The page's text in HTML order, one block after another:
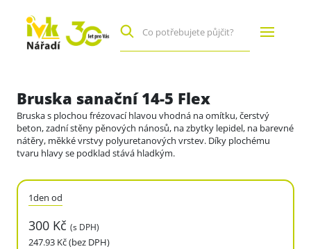
Bruska sanační 14-5 Flex
Bruska s plochou frézovací hlavou vhodná na omítku, čerstvý
beton, zadní stěny pěnových nánosů, na zbytky lepidel, na barevné
nátěry, měkké vrstvy polyuretanových vrstev. Díky plochému
tvaru hlavy se podklad stává hladkým.
1den od
300 Kč(s DPH)
247.93 Kč (bez DPH)